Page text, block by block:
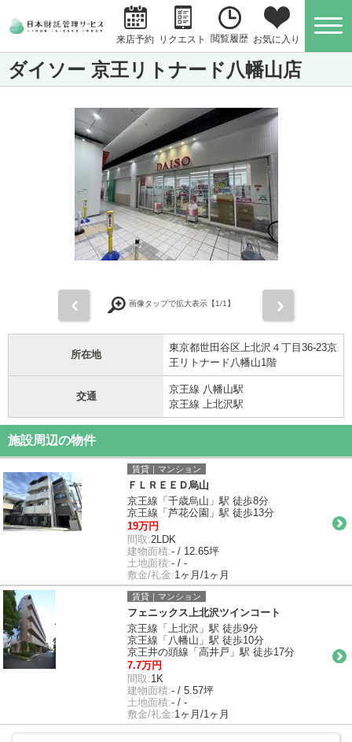
来店予約 リクエスト 閲覧履歴 お気に入り
ダイソー 京王リトナード八幡山店
画像タップで拡大表示【1/1】
所在地
東京都世田谷区上北沢４丁目36-23京
王リトナード八幡山1階
交通
京王線 八幡山駅
京王線 上北沢駅
施設周辺の物件
賃貸｜マンション
ＦＬＲＥＥＤ烏山
京王線「千歳烏山」駅 徒歩8分
京王線「芦花公園」駅 徒歩13分
19万円
間取:2LDK
建物面積:- / 12.65坪
土地面積:- / -
敷金/礼金:1ヶ月/1ヶ月
賃貸｜マンション
フェニックス上北沢ツインコート
京王線「上北沢」駅 徒歩9分
京王線「八幡山」駅 徒歩10分
京王井の頭線「高井戸」駅 徒歩17分
7.7万円
間取:1K
建物面積:- / 5.57坪
土地面積:- / -
敷金/礼金:1ヶ月/1ヶ月